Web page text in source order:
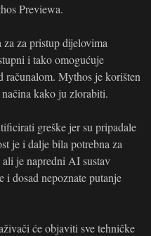
Previewa.
za pristup dijelovima
i tako omogućuje
računalom. Mythos je korišten
kako ju zlorabiti.
greške jer su pripadale
je i dalje bila potrebna za
je napredni AI sustav
dosad nepoznate putanje
će objaviti sve tehničke